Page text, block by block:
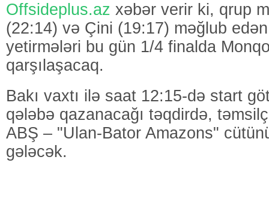
Offsideplus.az xəbər verir ki, qrup
(22:14) və Çini (19:17) məğlub
yetirmələri bu gün 1/4 finalda
qarşılaşacaq.
Bakı vaxtı ilə saat 12:15-də start
qələbə qazanacağı təqdirdə,
ABŞ – "Ulan-Bator Amazons"
gələcək.